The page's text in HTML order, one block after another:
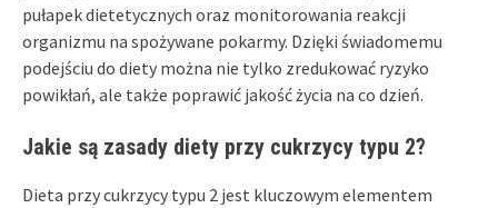
pułapek dietetycznych oraz monitorowania reakcji
organizmu na spożywane pokarmy. Dzięki świadomemu
podejściu do diety można nie tylko zredukować ryzyko
powikłań, ale także poprawić jakość życia na co dzień.
Jakie są zasady diety przy cukrzycy typu 2?
Dieta przy cukrzycy typu 2 jest kluczowym elementem